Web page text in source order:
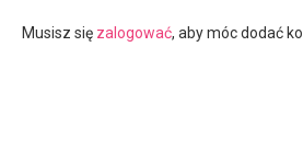
Musisz się zalogować, aby móc dodać